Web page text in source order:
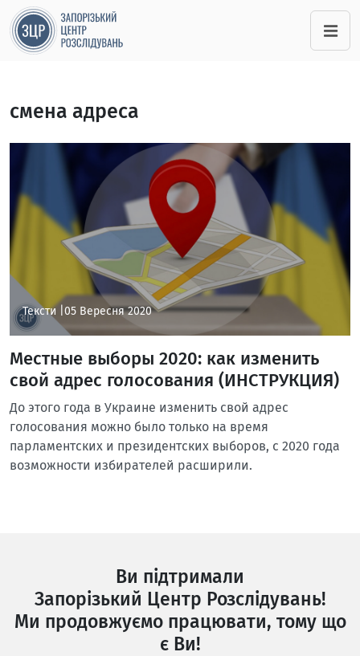
смена адреса
Тексти | 05 Вересня 2020
Местные выборы 2020: как изменить
свой адрес голосования (ИНСТРУКЦИЯ)
До этого года в Украине изменить свой адрес
голосования можно было только на время
парламентских и президентских выборов, с 2020 года
возможности избирателей расширили.
Ви підтримали
Запорізький Центр Розслідувань!
Ми продовжуємо працювати, тому що
є Ви!